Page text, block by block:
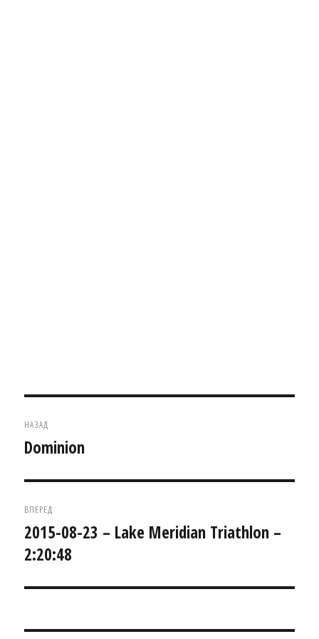
записів
НАЗАД
Попередній
Dominion
ВПЕРЕД
Наступний
запис:
2015-08-23 – Lake Meridian Triathlon –
2:20:48